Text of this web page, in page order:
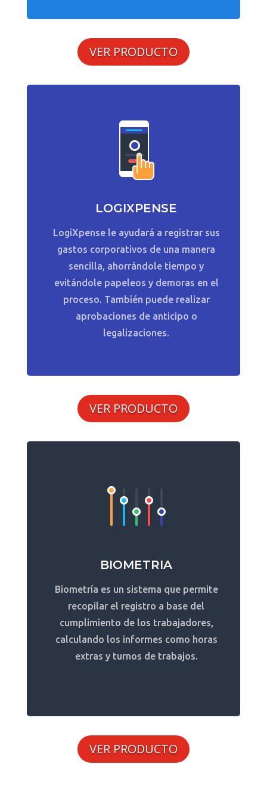
VER PRODUCTO
LOGIXPENSE
LogiXpense le ayudará a registrar sus
gastos corporativos de una manera
sencilla, ahorrándole tiempo y
evitándole papeleos y demoras en el
proceso. También puede realizar
aprobaciones de anticipo o
legalizaciones.
VER PRODUCTO
BIOMETRIA
Biometría es un sistema que permite
recopilar el registro a base del
cumplimiento de los trabajadores,
calculando los informes como horas
extras y turnos de trabajos.
VER PRODUCTO